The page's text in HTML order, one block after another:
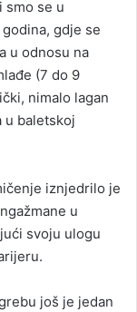
smo se u
gdje se
u odnosu na
(7 do 9
nimalo lagan
u baletskoj
iznjedrilo je
u
svoju ulogu
još je jedan